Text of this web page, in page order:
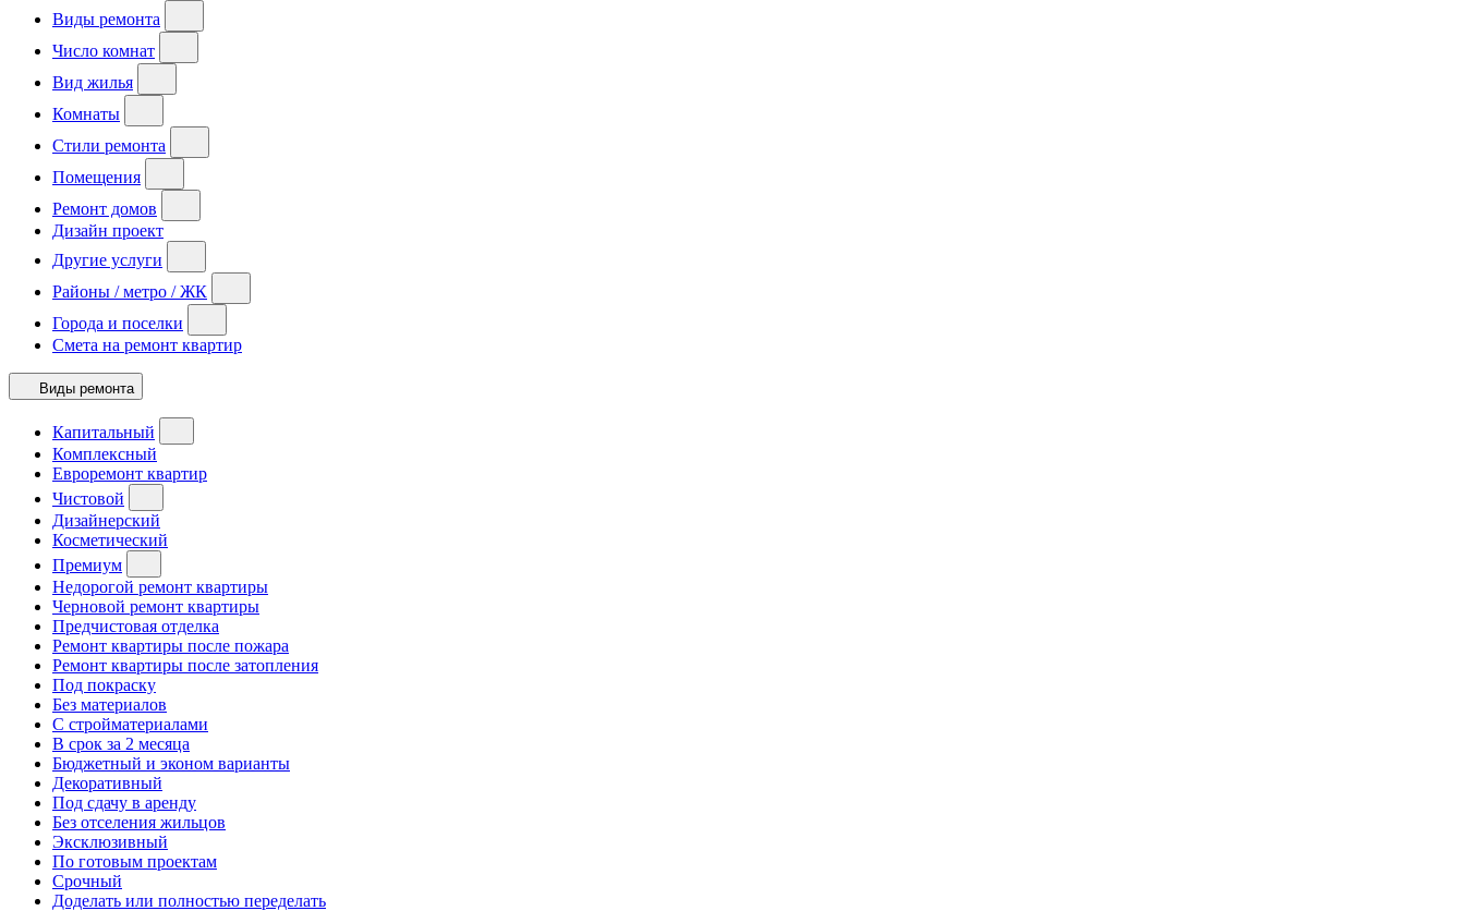
Виды ремонта
Число комнат
Вид жилья
Комнаты
Стили ремонта
Помещения
Ремонт домов
Дизайн проект
Другие услуги
Районы / метро / ЖК
Города и поселки
Смета на ремонт квартир
Виды ремонта
Капитальный
Комплексный
Евроремонт квартир
Чистовой
Дизайнерский
Косметический
Премиум
Недорогой ремонт квартиры
Черновой ремонт квартиры
Предчистовая отделка
Ремонт квартиры после пожара
Ремонт квартиры после затопления
Под покраску
Без материалов
С стройматериалами
В срок за 2 месяца
Бюджетный и эконом варианты
Декоративный
Под сдачу в аренду
Без отселения жильцов
Эксклюзивный
По готовым проектам
Срочный
Доделать или полностью переделать